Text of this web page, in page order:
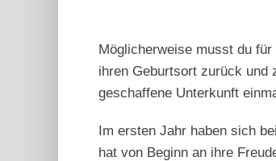
Möglicherweise musst du
ihren Geburtsort zurück und
geschaffene Unterkunft
Im ersten Jahr haben sich
hat von Beginn an ihre